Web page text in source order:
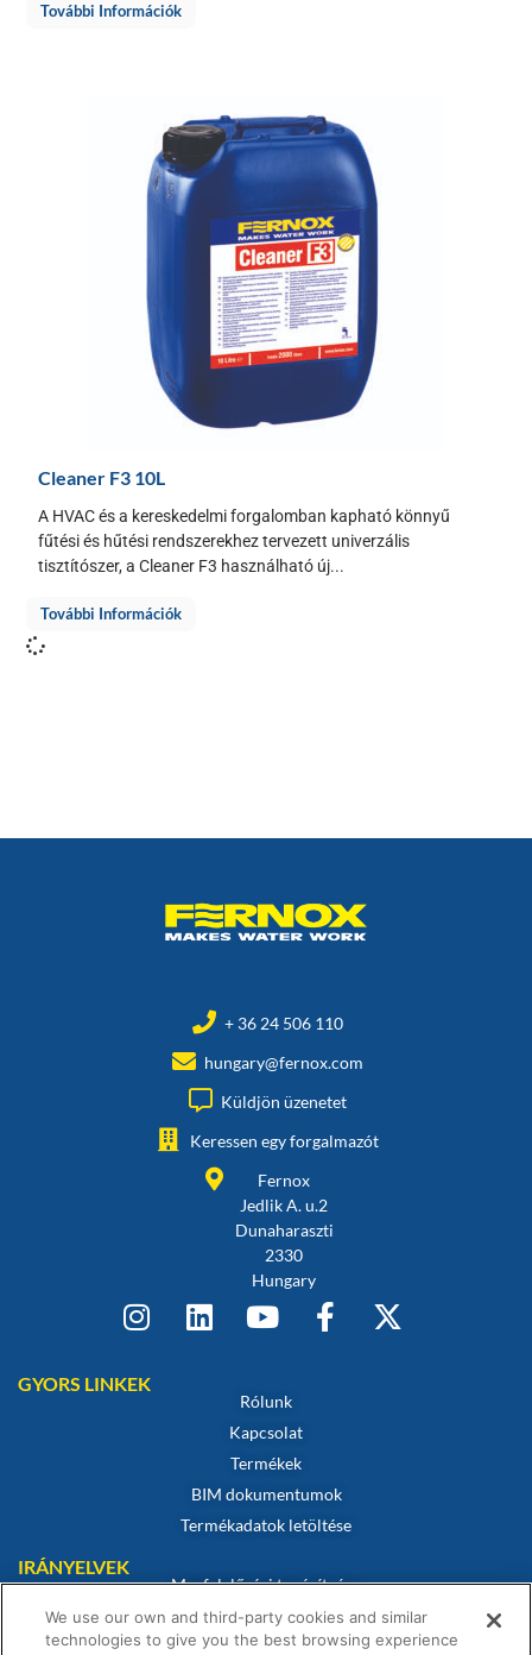
További Információk
Cleaner F3 10L
A HVAC és a kereskedelmi forgalomban kapható könnyű
fűtési és hűtési rendszerekhez tervezett univerzális
tisztítószer, a Cleaner F3 használható új...
További Információk
+ 36 24 506 110
hungary@fernox.com
Küldjön üzenetet
Keressen egy forgalmazót
Fernox
Jedlik A. u.2
Dunaharaszti
2330
Hungary
GYORS LINKEK
Rólunk
Kapcsolat
Termékek
BIM dokumentumok
Termékadatok letöltése
IRÁNYELVEK
Megfelelőségi tanúsítvány
Sütikre vonatkozó szabályzat
Jogi nyilatkozat
We use our own and third-party cookies and similar
technologies to give you the best browsing experience